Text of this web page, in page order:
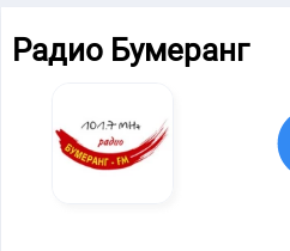
Радио Бумеранг